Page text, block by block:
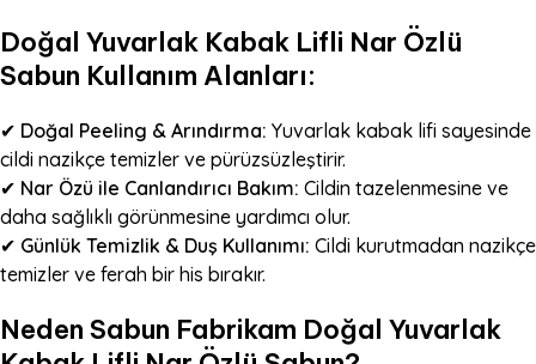
Doğal Yuvarlak Kabak Lifli Nar Özlü
Sabun Kullanım Alanları:
✔ Doğal Peeling & Arındırma: Yuvarlak kabak lifi sayesinde
cildi nazikçe temizler ve pürüzsüzleştirir.
✔ Nar Özü ile Canlandırıcı Bakım: Cildin tazelenmesine ve
daha sağlıklı görünmesine yardımcı olur.
✔ Günlük Temizlik & Duş Kullanımı: Cildi kurutmadan nazikçe
temizler ve ferah bir his bırakır.
Neden Sabun Fabrikam Doğal Yuvarlak